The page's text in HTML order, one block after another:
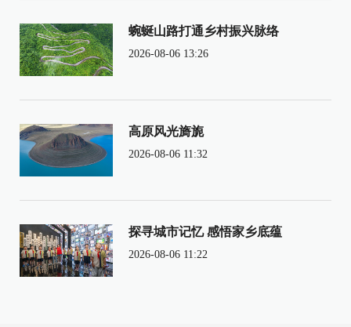
蜿蜒山路打通乡村振兴脉络
2026-08-06 13:26
高原风光旖旎
2026-08-06 11:32
探寻城市记忆 感悟家乡底蕴
2026-08-06 11:22